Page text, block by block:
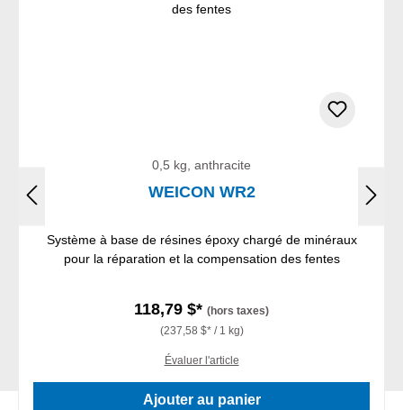
0,5 kg, anthracite
WEICON WR2
Système à base de résines époxy chargé de minéraux
pour la réparation et la compensation des fentes
118,79 $* (hors taxes)
(237,58 $* / 1 kg)
Évaluer l'article
Ajouter au panier